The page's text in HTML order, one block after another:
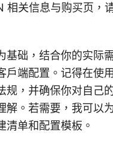
相关信息与购买页，
基础，结合你的实际
户端配置。记得在使
规，并确保你对自己
解。若需要，我可以
清单和配置模板。